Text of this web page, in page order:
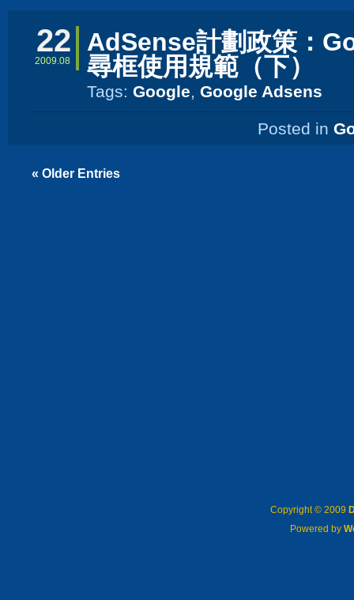
22
2009.08
AdSense計劃政策：
尋框使用規範（下）
Tags: Google, Google Adsens
Posted in
« Older Entries
Copyright © 2009
Powered by